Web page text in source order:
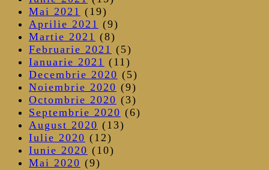
Mai 2021 (19)
Aprilie 2021 (9)
Martie 2021 (8)
Februarie 2021 (5)
Ianuarie 2021 (11)
Decembrie 2020 (5)
Noiembrie 2020 (9)
Octombrie 2020 (3)
Septembrie 2020 (6)
August 2020 (13)
Iulie 2020 (12)
Iunie 2020 (10)
Mai 2020 (9)